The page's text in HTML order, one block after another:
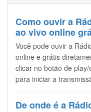
Como ouvir a
ao vivo online
Você pode ouvir a
online e grátis
clicar no botão de
para iniciar a
De onde é a